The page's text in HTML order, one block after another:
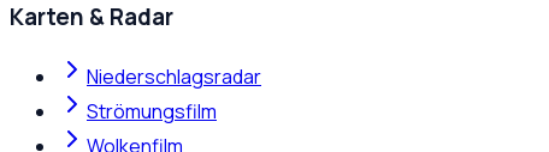
Karten & Radar
Niederschlagsradar
Strömungsfilm
Wolkenfilm